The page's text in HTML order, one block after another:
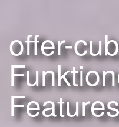
offer-